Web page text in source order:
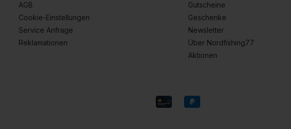
AGB
Cookie-Einstellungen
Service Anfrage
Reklamationen
Gutscheine
Geschenke
Newsletter
Über Nordfishing77
Aktionen